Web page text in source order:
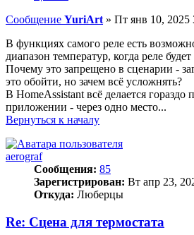
Сообщение YuriArt » Пт янв 10, 2025
В функциях самого реле есть
диапазон температур, когда реле
Почему это запрещено в сценарии -
это обойти, но зачем всё усложнять?
В HomeAssistant всё делается
приложении - через одно место...
Вернуться к началу
aerograf
Сообщения: 85
Зарегистрирован: Вт апр 23,
Откуда: Люберцы
Re: Сцена для термостата